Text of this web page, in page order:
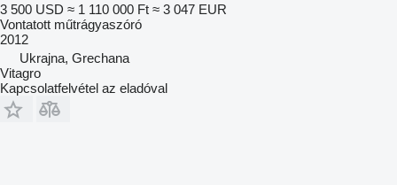
3 500 USD ≈ 1 110 000 Ft ≈ 3 047 EUR
Vontatott műtrágyaszóró
2012
Ukrajna, Grechana
Vitagro
Kapcsolatfelvétel az eladóval